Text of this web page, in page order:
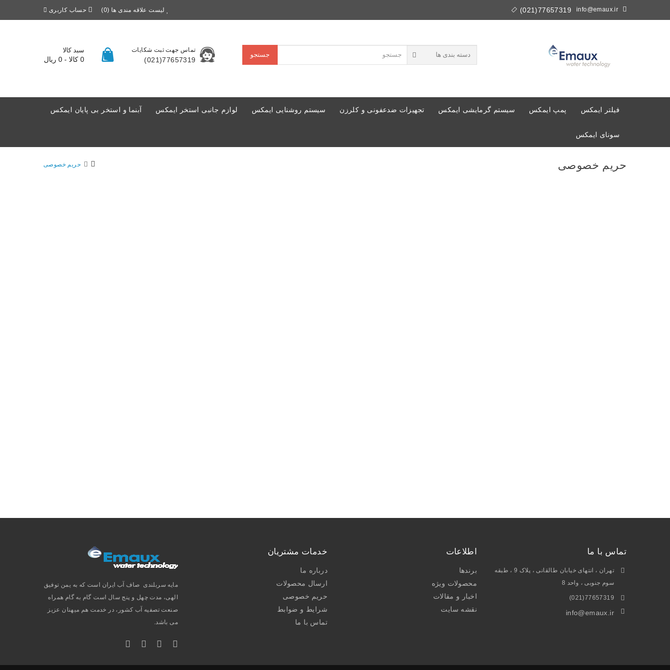
77657319(021) info@emaux.ir لیست علاقه مندی ها (0) حساب کاربری
جستجو
سبد کالا
0 کالا - 0 ریال
تماس جهت ثبت شکایات
77657319(021)
فیلتر ایمکس پمپ ایمکس سیستم گرمایشی ایمکس تجهیزات ضدعفونی و کلرزن سیستم روشنایی ایمکس لوازم جانبی استخر ایمکس آبنما و استخر بی پایان ایمکس
سونای ایمکس
حریم خصوصی حریم خصوصی
مایه سربلندی صاف آب ایران است که به یمن توفیق
الهی، مدت چهل و پنج سال است گام به گام همراه
صنعت تصفیه آب کشور، در خدمت هم میهنان عزیز
می باشد.
خدمات مشتریان
درباره ما
ارسال محصولات
حریم خصوصی
شرایط و ضوابط
تماس با ما
اطلاعات
برندها
محصولات ویژه
اخبار و مقالات
نقشه سایت
تماس با ما
تهران ، انتهای خیابان طالقانی ، پلاک 9 ، طبقه
سوم جنوبی ، واحد 8
77657319(021)
info@emaux.ir